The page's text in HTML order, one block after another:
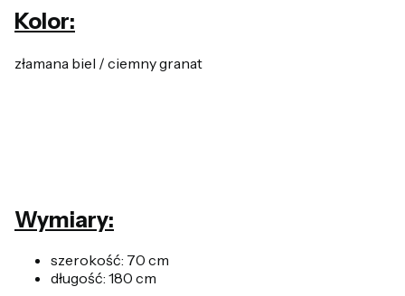
Kolor:
złamana biel / ciemny granat
Wymiary:
szerokość: 70 cm
długość: 180 cm